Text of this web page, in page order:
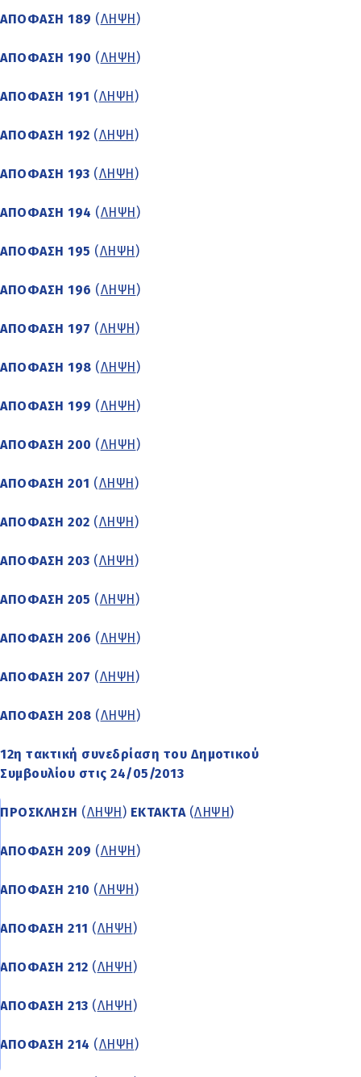
ΑΠΟΦΑΣΗ 189 (ΛΗΨΗ )
ΑΠΟΦΑΣΗ 190 (ΛΗΨΗ )
ΑΠΟΦΑΣΗ 191 (ΛΗΨΗ )
ΑΠΟΦΑΣΗ 192 (ΛΗΨΗ )
ΑΠΟΦΑΣΗ 193 (ΛΗΨΗ )
ΑΠΟΦΑΣΗ 194 (ΛΗΨΗ )
ΑΠΟΦΑΣΗ 195 (ΛΗΨΗ )
ΑΠΟΦΑΣΗ 196 (ΛΗΨΗ )
ΑΠΟΦΑΣΗ 197 (ΛΗΨΗ )
ΑΠΟΦΑΣΗ 198 (ΛΗΨΗ )
ΑΠΟΦΑΣΗ 199 (ΛΗΨΗ )
ΑΠΟΦΑΣΗ 200 (ΛΗΨΗ )
ΑΠΟΦΑΣΗ 201 (ΛΗΨΗ )
ΑΠΟΦΑΣΗ 202 (ΛΗΨΗ )
ΑΠΟΦΑΣΗ 203 (ΛΗΨΗ )
ΑΠΟΦΑΣΗ 205 (ΛΗΨΗ )
ΑΠΟΦΑΣΗ 206 (ΛΗΨΗ )
ΑΠΟΦΑΣΗ 207 (ΛΗΨΗ )
ΑΠΟΦΑΣΗ 208 (ΛΗΨΗ )
12η τακτική συνεδρίαση του Δημοτικού
Συμβουλίου στις 24/05/2013
ΠΡΟΣΚΛΗΣΗ (ΛΗΨΗ ) ΕΚΤΑΚΤΑ (ΛΗΨΗ )
ΑΠΟΦΑΣΗ 209 (ΛΗΨΗ )
ΑΠΟΦΑΣΗ 210 (ΛΗΨΗ )
ΑΠΟΦΑΣΗ 211 (ΛΗΨΗ )
ΑΠΟΦΑΣΗ 212 (ΛΗΨΗ )
ΑΠΟΦΑΣΗ 213 (ΛΗΨΗ )
ΑΠΟΦΑΣΗ 214 (ΛΗΨΗ )